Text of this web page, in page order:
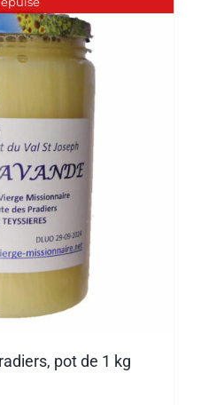
pot de 1 kg